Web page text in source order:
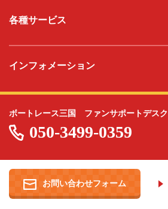
各種サービス
インフォメーション
ボートレース三国 ファンサポートデスク
050-3499-0359
お問い合わせフォーム